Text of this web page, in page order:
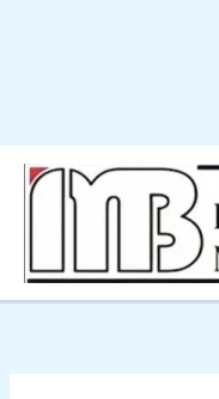
Skip